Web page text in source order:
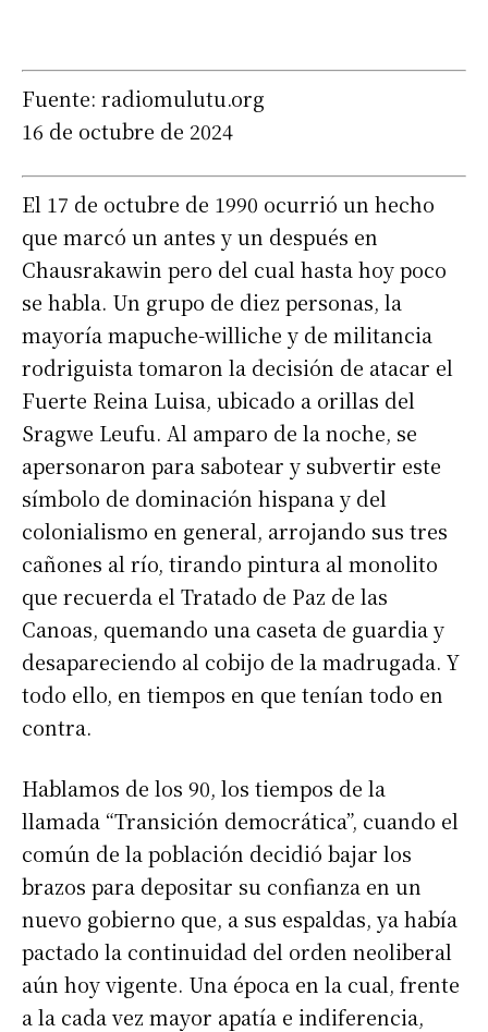
Fuente: radiomulutu.org
16 de octubre de 2024
El 17 de octubre de 1990 ocurrió un hecho
que marcó un antes y un después en
Chausrakawin pero del cual hasta hoy poco
se habla. Un grupo de diez personas, la
mayoría mapuche-williche y de militancia
rodriguista tomaron la decisión de atacar el
Fuerte Reina Luisa, ubicado a orillas del
Sragwe Leufu. Al amparo de la noche, se
apersonaron para sabotear y subvertir este
símbolo de dominación hispana y del
colonialismo en general, arrojando sus tres
cañones al río, tirando pintura al monolito
que recuerda el Tratado de Paz de las
Canoas, quemando una caseta de guardia y
desapareciendo al cobijo de la madrugada. Y
todo ello, en tiempos en que tenían todo en
contra.
Hablamos de los 90, los tiempos de la
llamada “Transición democrática”, cuando el
común de la población decidió bajar los
brazos para depositar su confianza en un
nuevo gobierno que, a sus espaldas, ya había
pactado la continuidad del orden neoliberal
aún hoy vigente. Una época en la cual, frente
a la cada vez mayor apatía e indiferencia,